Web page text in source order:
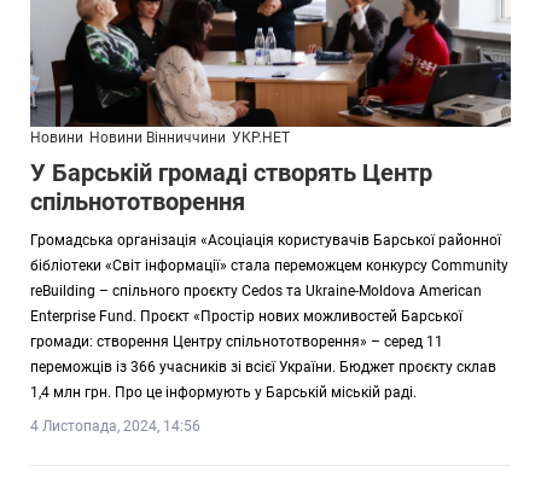
Новини Новини Вінниччини УКР.НЕТ
У Барській громаді створять Центр
спільнототворення
Громадська організація «Асоціація користувачів Барської районної
бібліотеки «Світ інформації» стала переможцем конкурсу Community
reBuilding – спільного проєкту Cedos та Ukraine-Moldova American
Enterprise Fund. Проєкт «Простір нових можливостей Барської
громади: створення Центру спільнототворення» – серед 11
переможців із 366 учасників зі всієї України. Бюджет проєкту склав
1,4 млн грн. Про це інформують у Барській міській раді.
4 Листопада, 2024, 14:56